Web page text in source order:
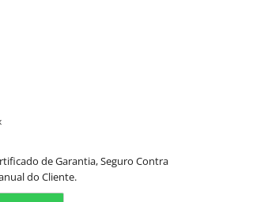
de Garantia, Seguro Contra
do Cliente.